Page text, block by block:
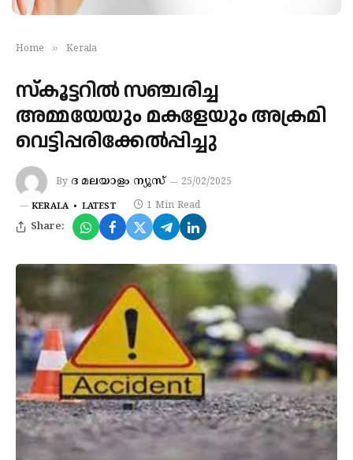
Home » Kerala
സ്‌കൂട്ടറില്‍ സഞ്ചരിച്ച
അമ്മയേയും മകളേയും അക്രമി
വെട്ടിപ്പരിക്കേല്‍പ്പിച്ചു
By ദ മലയാളം ന്യൂസ് 25/02/2025
KERALA LATEST 1 Min Read
Share: